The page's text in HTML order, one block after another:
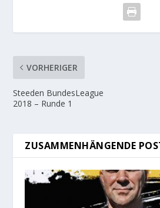
VORHERIGER
Steeden BundesLeague
2018 – Runde 1
ZUSAMMENHÄNGENDE